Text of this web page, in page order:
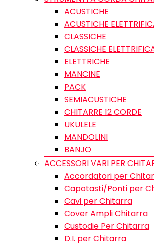
ACUSTICHE
ACUSTICHE
CLASSICHE
CLASSICHE
ELETTRICHE
MANCINE
PACK
SEMIACUSTICHE
CHITARRE 12 CORDE
UKULELE
MANDOLINI
BANJO
ACCESSORI VARI PER
Accordatori per
Capotasti/Ponti per
Cavi per Chitarra
Cover Ampli Chitarra
Custodie Per Chitarra
D.I. per Chitarra